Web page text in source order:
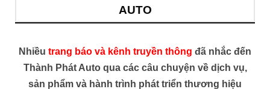
AUTO
Nhiều trang báo và kênh truyền thông đã nhắc đến
Thành Phát Auto qua các câu chuyện về dịch vụ,
sản phẩm và hành trình phát triển thương hiệu